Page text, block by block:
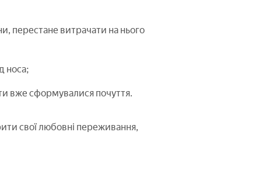
перестане витрачати на нього
носа;
вже сформувалися почуття.
свої любовні переживання,